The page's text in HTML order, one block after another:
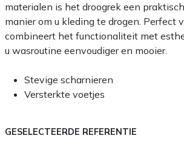
materialen is het droogrek een
manier om u kleding te drogen. Perfect
combineert het functionaliteit met
u wasroutine eenvoudiger en mooier.
Stevige scharnieren
Versterkte voetjes
GESELECTEERDE REFERENTIE